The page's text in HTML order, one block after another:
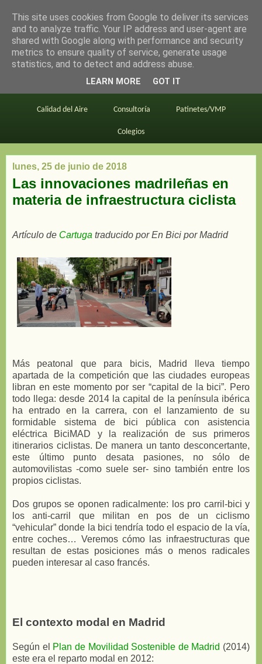
en bici por madrid
Este blog BiciMAD Primeros consejos
Calidad del Aire Consultoría Patinetes/VMP
Colegios
lunes, 25 de junio de 2018
Las innovaciones madrileñas en
materia de infraestructura ciclista
Artículo de Cartuga traducido por En Bici por Madrid
Más peatonal que para bicis, Madrid lleva tiempo
apartada de la competición que las ciudades europeas
libran en este momento por ser “capital de la bici”. Pero
todo llega: desde 2014 la capital de la península ibérica
ha entrado en la carrera, con el lanzamiento de su
formidable sistema de bici pública con asistencia
eléctrica BiciMAD y la realización de sus primeros
itinerarios ciclistas. De manera un tanto desconcertante,
este último punto desata pasiones, no sólo de
automovilistas -como suele ser- sino también entre los
propios ciclistas.
Dos grupos se oponen radicalmente: los pro carril-bici y
los anti-carril que militan en pos de un ciclismo
“vehicular” donde la bici tendría todo el espacio de la vía,
entre coches… Veremos cómo las infraestructuras que
resultan de estas posiciones más o menos radicales
pueden interesar al caso francés.
El contexto modal en Madrid
Según el Plan de Movilidad Sostenible de Madrid (2014)
este era el reparto modal en 2012:
This site uses cookies from Google to deliver its services
and to analyze traffic. Your IP address and user-agent are
shared with Google along with performance and security
metrics to ensure quality of service, generate usage
statistics, and to detect and address abuse.
LEARN MORE GOT IT